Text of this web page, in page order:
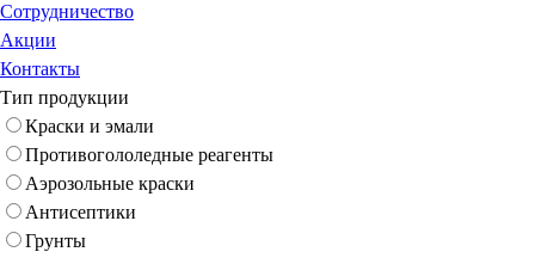
Сотрудничество
Акции
Контакты
Тип продукции
Краски и эмали
Противогололедные реагенты
Аэрозольные краски
Антисептики
Грунты